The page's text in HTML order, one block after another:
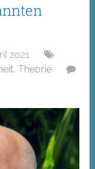
2021
,Theorie